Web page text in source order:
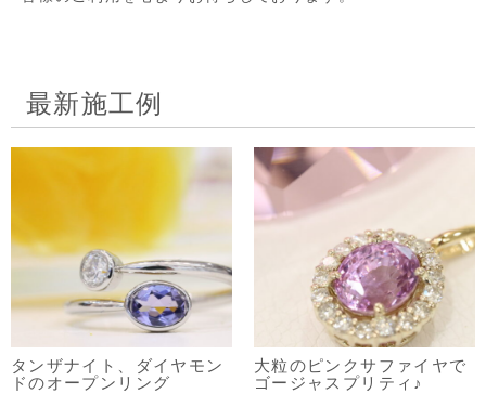
最新施工例
タンザナイト、ダイヤモン
ドのオープンリング
大粒のピンクサファイヤで
ゴージャスプリティ♪